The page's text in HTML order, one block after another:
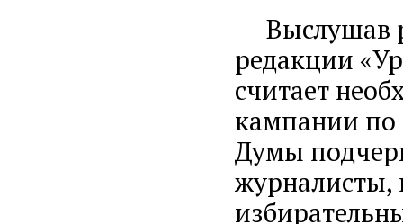
Выслушав
редакции
считает
кампании по
Думы
журналисты,